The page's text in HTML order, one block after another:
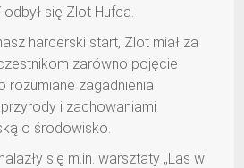
odbył się Zlot Hufca.
harcerski start, Zlot miał za
zarówno pojęcie
rozumiane zagadnienia
i zachowaniami
o środowisko.
się m.in. warsztaty „Las w